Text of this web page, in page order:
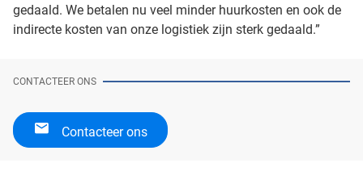
gedaald. We betalen nu veel minder huurkosten en ook de
indirecte kosten van onze logistiek zijn sterk gedaald.”
CONTACTEER ONS
Contacteer ons